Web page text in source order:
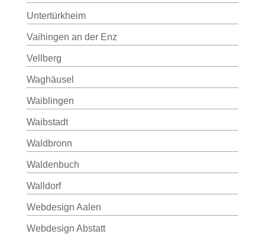
Untertürkheim
Vaihingen an der Enz
Vellberg
Waghäusel
Waiblingen
Waibstadt
Waldbronn
Waldenbuch
Walldorf
Webdesign Aalen
Webdesign Abstatt